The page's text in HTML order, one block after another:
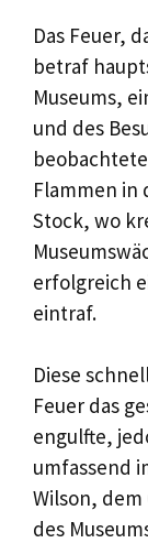
Das Feuer,
betraf
Museums,
und des
Flammen in
Stock, wo
erfolgreich
eintraf.
Diese
Feuer das
engulfte,
umfassend
Wilson, dem
des